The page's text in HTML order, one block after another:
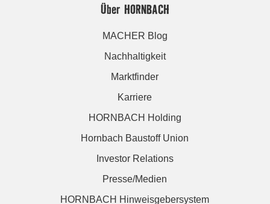
Über HORNBACH
MACHER Blog
Nachhaltigkeit
Marktfinder
Karriere
HORNBACH Holding
Hornbach Baustoff Union
Investor Relations
Presse/Medien
HORNBACH Hinweisgebersystem